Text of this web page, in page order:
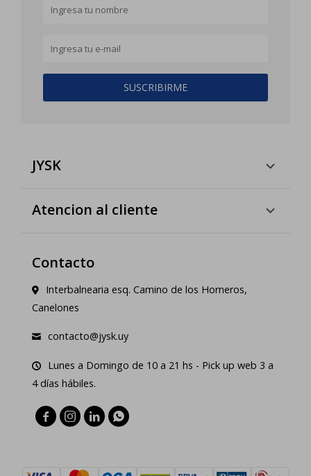
SUSCRIBIRME
JYSK
Atencion al cliente
Contacto
Interbalnearia esq. Camino de los Horneros,
Canelones
contacto@jysk.uy
Lunes a Domingo de 10 a 21 hs - Pick up web 3 a
4 días hábiles.
   